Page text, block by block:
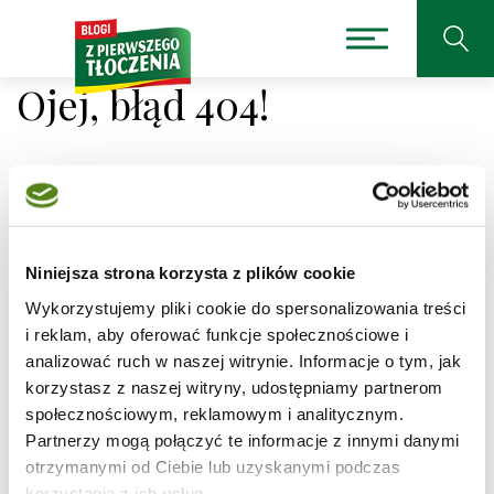
Niniejsza strona korzysta z plików cookie
Wykorzystujemy pliki cookie do spersonalizowania treści
i reklam, aby oferować funkcje społecznościowe i
analizować ruch w naszej witrynie. Informacje o tym, jak
korzystasz z naszej witryny, udostępniamy partnerom
społecznościowym, reklamowym i analitycznym.
Partnerzy mogą połączyć te informacje z innymi danymi
otrzymanymi od Ciebie lub uzyskanymi podczas
Ojej, błąd 404!
odnaleźć strony, której
szukasz.
Adres, który próbujesz odwiedzić/przepisy/chlebek-
naan/1jest obecnie niedostępny.
Sprawdź pisownię adresu lub skorzystaj z wyszukiwarki